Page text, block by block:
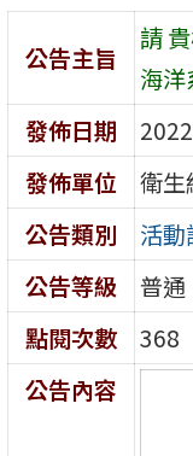
公告主旨
請
海洋
發佈日期
發佈單位
衛生
公告類別
活動
公告等級
普通
點閱次數
368
公告內容